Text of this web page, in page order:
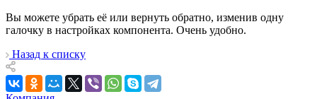
Вы можете убрать её или вернуть обратно, изменив одну
галочку в настройках компонента. Очень удобно.
Назад к списку